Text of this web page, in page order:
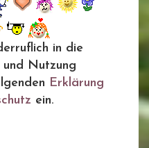
in die
Nutzung
Erklärung
ein.